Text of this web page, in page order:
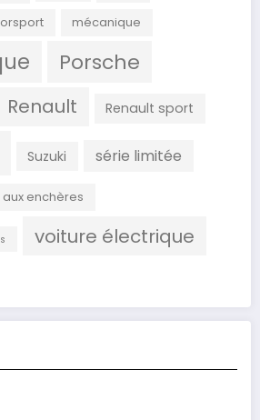
mécanique
Porsche
Renault Renault sport
Suzuki série limitée
enchères
voiture électrique